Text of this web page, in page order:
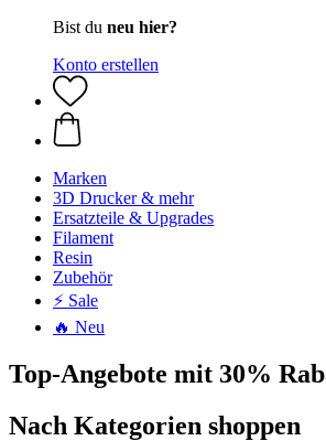
Bist du neu hier?
Konto erstellen
Marken
3D Drucker & mehr
Ersatzteile & Upgrades
Filament
Resin
Zubehör
⚡ Sale
🔥 Neu
Top-Angebote mit 30%
Nach Kategorien shoppen